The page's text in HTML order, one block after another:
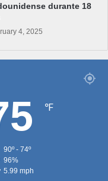
durante 18
4, 2025
℉
90º - 74º
96%
5.99 mph